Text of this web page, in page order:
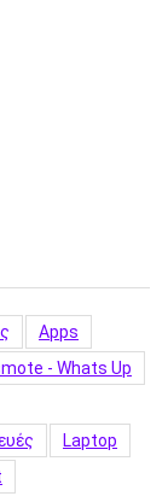
Apps
- Whats Up
Laptop